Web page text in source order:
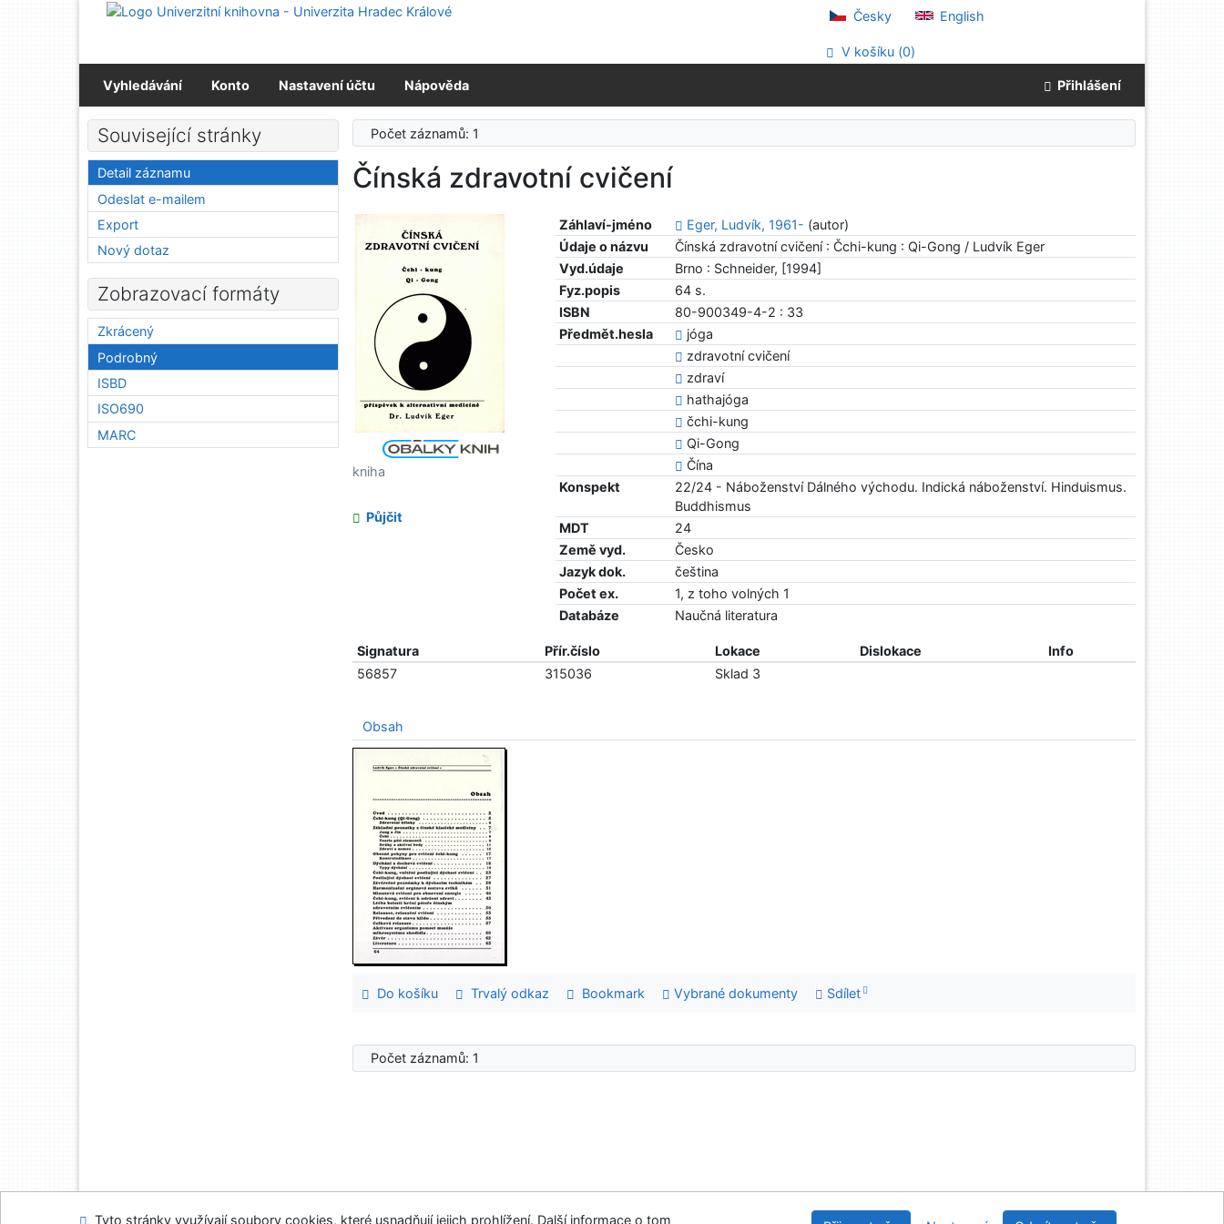
Přejít na obsah
Česky English
V košíku (0)
Vyhledávání Konto Nastavení účtu Nápověda Přihlášení
Počet záznamů: 1
Čínská zdravotní cvičení
Záhlaví-jméno Eger, Ludvík, 1961- (autor)
Údaje o názvu
Čínská zdravotní cvičení : Čchi-kung : Qi-Gong / Ludvík Eger
Vyd.údaje
Brno : Schneider, [1994]
Fyz.popis
64 s.
ISBN
80-900349-4-2 : 33
Předmět.hesla
jóga
zdravotní cvičení
zdraví
hathajóga
čchi-kung
Qi-Gong
Čína
Konspekt
22/24 - Náboženství Dálného východu. Indická náboženství. Hinduismus.
Buddhismus
MDT
24
Země vyd.
Česko
Jazyk dok.
čeština
Počet ex.
1, z toho volných 1
Databáze
Naučná literatura
kniha
Půjčit
Signatura Přír.číslo Lokace Dislokace
Info
56857
315036 Sklad 3
Obsah
Do košíku Trvalý odkaz Bookmark Vybrané dokumenty Sdílet
Počet záznamů: 1
Související stránky
Detail záznamu
Odeslat e-mailem
Export
Nový dotaz
Zobrazovací formáty
Zkrácený
Podrobný
ISBD
ISO690
MARC
Tyto stránky využívají soubory cookies, které usnadňují jejich prohlížení. Další informace o tom